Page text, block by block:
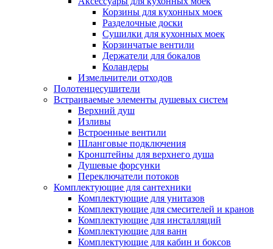
Корзины для кухонных моек
Разделочные доски
Сушилки для кухонных моек
Корзинчатые вентили
Держатели для бокалов
Коландеры
Измельчители отходов
Полотенцесушители
Встраиваемые элементы душевых систем
Верхний душ
Изливы
Встроенные вентили
Шланговые подключения
Кронштейны для верхнего душа
Душевые форсунки
Переключатели потоков
Комплектующие для сантехники
Комплектующие для унитазов
Комплектующие для смесителей и кранов
Комплектующие для инсталляций
Комплектующие для ванн
Комплектующие для кабин и боксов